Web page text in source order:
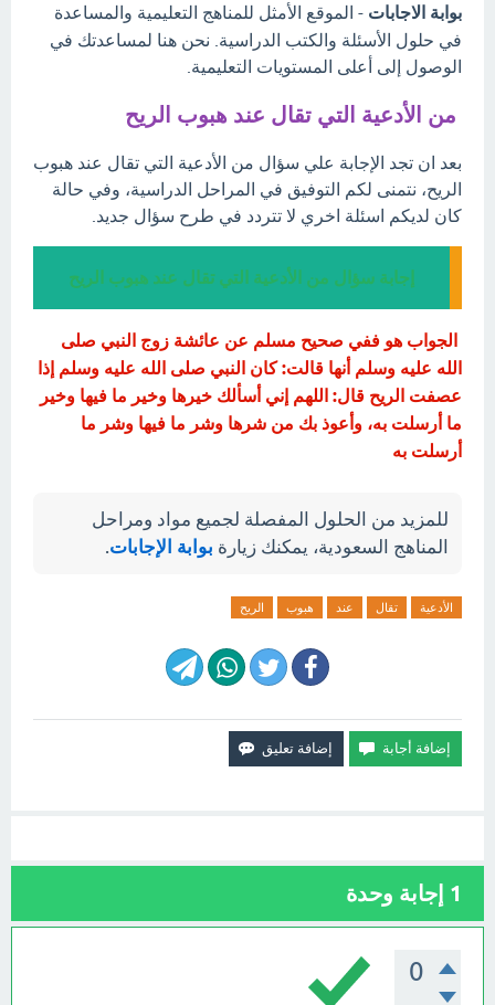
بوابة الاجابات - الموقع الأمثل للمناهج التعليمية والمساعدة
في حلول الأسئلة والكتب الدراسية. نحن هنا لمساعدتك في
الوصول إلى أعلى المستويات التعليمية.
من الأدعية التي تقال عند هبوب الريح
بعد ان تجد الإجابة علي سؤال من الأدعية التي تقال عند هبوب
الريح، نتمنى لكم التوفيق في المراحل الدراسية، وفي حالة
كان لديكم اسئلة اخري لا تتردد في طرح سؤال جديد.
إجابة سؤال من الأدعية التي تقال عند هبوب الريح
الجواب هو ففي صحيح مسلم عن عائشة زوج النبي صلى
الله عليه وسلم أنها قالت: كان النبي صلى الله عليه وسلم إذا
عصفت الريح قال: اللهم إني أسألك خيرها وخير ما فيها وخير
ما أرسلت به، وأعوذ بك من شرها وشر ما فيها وشر ما
أرسلت به
للمزيد من الحلول المفصلة لجميع مواد ومراحل
المناهج السعودية، يمكنك زيارة بوابة الإجابات.
الأدعية تقال عند هبوب الريح
1 إجابة وحدة
0